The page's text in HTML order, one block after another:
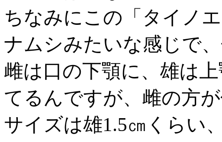
ちなみにこの「タイノ
ナムシみたいな感じで
雌は口の下顎に、雄は
てるんですが、雌の方
サイズは雄1.5㎝くらい